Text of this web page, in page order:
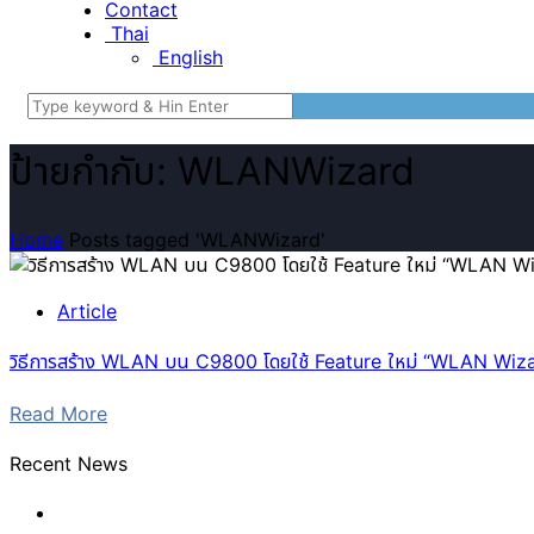
Contact
Thai
English
ป้ายกำกับ: WLANWizard
Home Posts tagged 'WLANWizard'
Article
วิธีการสร้าง WLAN บน C9800 โดยใช้ Feature ใหม่ “WLAN
Read More
Recent News